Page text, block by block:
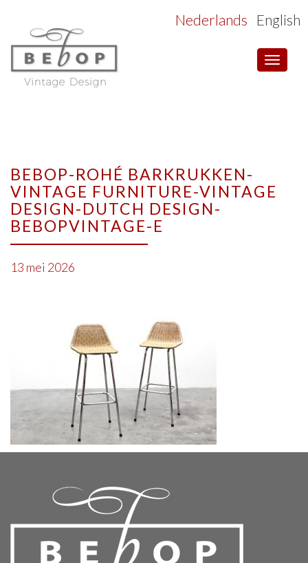
Toggle
Nederlands English
BEBOP-ROHÉ BARKRUKKEN-
VINTAGE FURNITURE-VINTAGE
DESIGN-DUTCH DESIGN-
BEBOPVINTAGE-E
13 mei 2026